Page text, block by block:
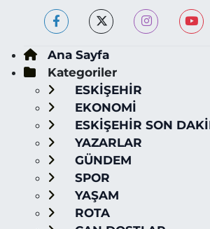
Ana Sayfa
Kategoriler
ESKİŞEHİR
EKONOMİ
ESKİŞEHİR SON
YAZARLAR
GÜNDEM
SPOR
YAŞAM
ROTA